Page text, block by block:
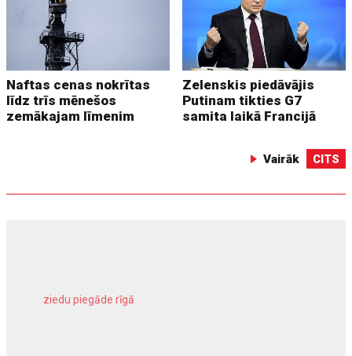
Naftas cenas nokrītas
līdz trīs mēnešos
zemākajam līmenim
Zelenskis piedāvājis
Putinam tikties G7
samita laikā Francijā
Vairāk CITS
ziedu piegāde rīgā